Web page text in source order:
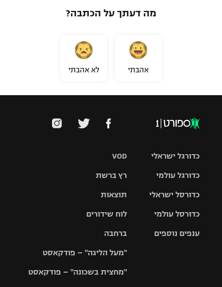
מה דעתך על הכתבה?
אהבתי לא אהבתי
VOD
רץ ברשת
תוצאות
לוח שידורים
ברחבה
"מעל הליגה" – פודקאסט
"מחצית בשכונה" – פודקאסט
כדורגל ישראלי
גביע הטוטו
כדורגל עולמי
האלופות
ליגה
כדורסל ישראלי
סל
כדורסל עולמי
ענפים נוספים